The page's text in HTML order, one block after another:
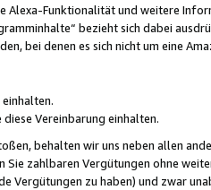
Alexa-Funktionalität und weitere
bezieht sich dabei
bei denen es sich nicht um eine
Vereinbarung einhalten.
behalten wir uns neben allen
Sie zahlbaren Vergütungen ohne
Vergütungen zu haben) und zwar